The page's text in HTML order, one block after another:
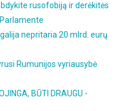
rusofobiją ir derėkitės
nepritaria 20 mlrd. eurų
Rumunijos vyriausybė
BŪTI DRAUGU -